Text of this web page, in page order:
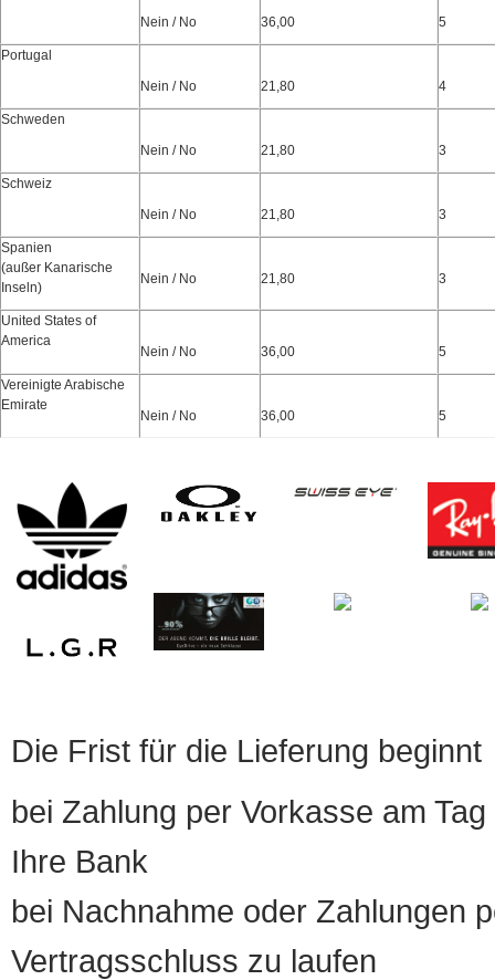
Nein / No
36,00 5
Portugal
Nein / No
21,80 4
Schweden
Nein / No
21,80 3
Schweiz
Nein / No
21,80 3
Spanien
(außer Kanarische
Inseln)
Nein / No 21,80 3
United States of
America
Nein / No 36,00 5
Vereinigte Arabische
Emirate
Nein / No 36,00 5
Die Frist für die Lieferung beginnt
bei Zahlung per Vorkasse am
Ihre Bank
bei Nachnahme oder Zahlungen
Vertragsschluss zu laufen